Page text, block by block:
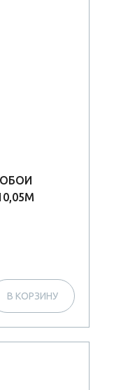
ОБОИ
В КОРЗИНУ